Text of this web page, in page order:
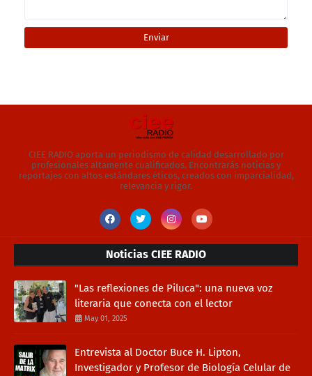
CIEE RADIO aporta un periodismo de calidad desarrollado por
profesionales altamente cualificados. Encontrarás noticias y
reportajes con altos estándares éticos, creados con imparcialidad,
relevancia y rigor.
Noticias CIEE RADIO
"Las reflexiones de Piluca": una nueva voz
literaria que conecta con el lector
May 01, 2025
Entrevista al Doctor Buce H. Lipton,
Investigador y Profesor de Biología Celular de